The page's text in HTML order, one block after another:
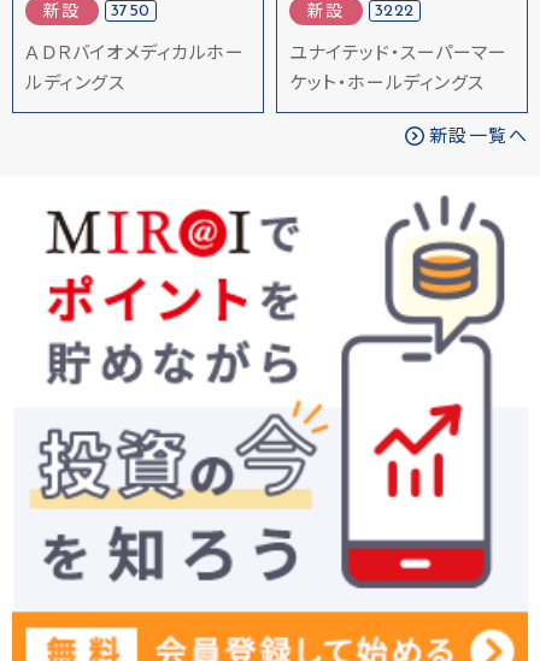
新設 3750
ＡＤＲバイオメディカルホー
ルディングス
新設 3222
ユナイテッド・スーパーマー
ケット・ホールディングス
新設一覧へ